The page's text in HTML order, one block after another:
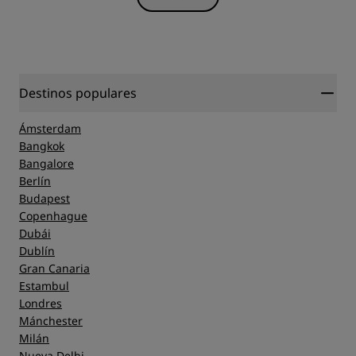
Destinos populares
Ámsterdam
Bangkok
Bangalore
Berlín
Budapest
Copenhague
Dubái
Dublín
Gran Canaria
Estambul
Londres
Mánchester
Milán